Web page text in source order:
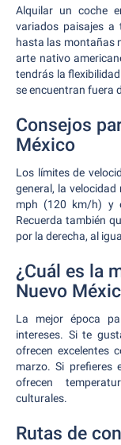
Alquilar un coche
variados paisajes a
hasta las montañas
arte nativo
tendrás la
se encuentran fuera
Consejos
México
Los límites de
general, la
mph (120 km/h) y
Recuerda también
por la derecha, al
¿Cuál es la
Nuevo
La mejor época
intereses. Si te
ofrecen excelentes
marzo. Si prefieres
ofrecen
culturales.
Rutas de